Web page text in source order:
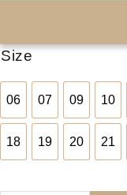
Size
06
06
07
07
09
09
10
10
18
18
19
19
20
20
21
21